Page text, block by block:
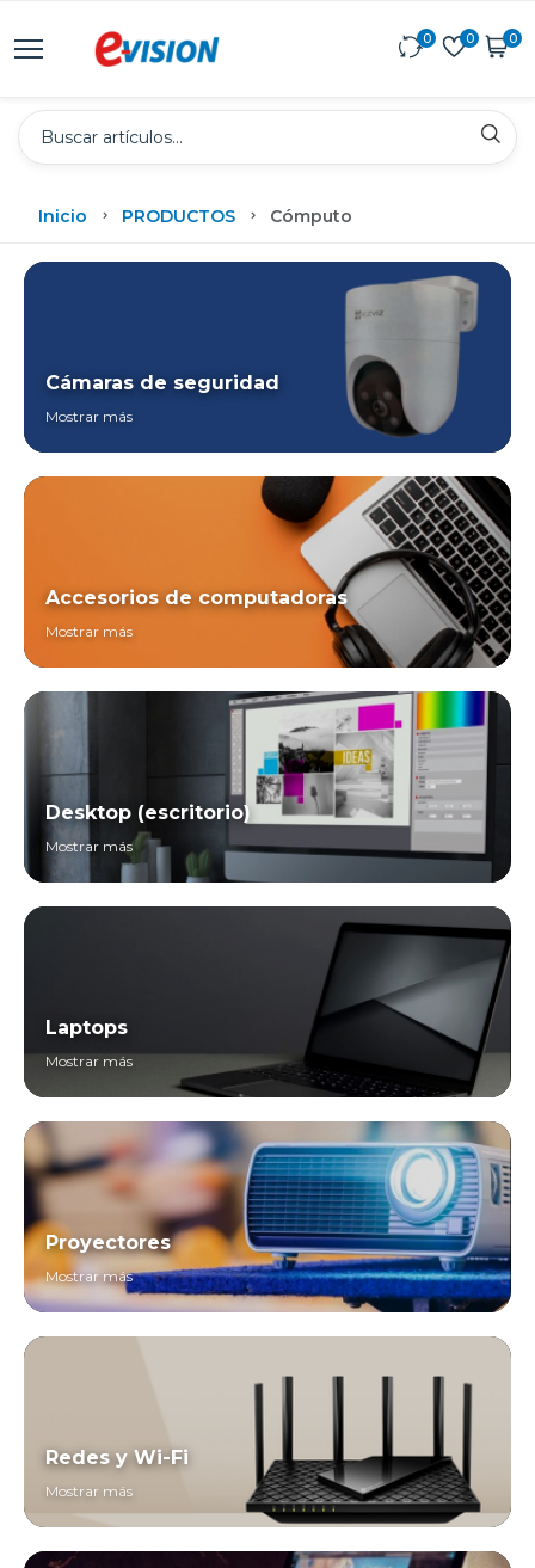
0 0 0
Inicio PRODUCTOS Cómputo
Cámaras de seguridad
Mostrar más
Accesorios de computadoras
Mostrar más
Desktop (escritorio)
Mostrar más
Laptops
Mostrar más
Proyectores
Mostrar más
Redes y Wi-Fi
Mostrar más